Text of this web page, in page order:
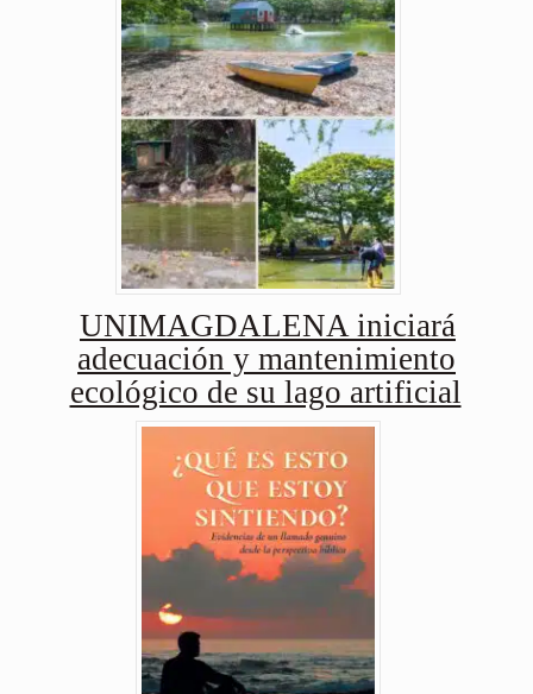
UNIMAGDALENA iniciará
adecuación y mantenimiento
ecológico de su lago artificial